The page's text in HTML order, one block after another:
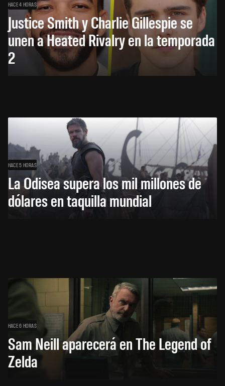
HACE 4 HORAS
Justice Smith y Charlie Gillespie se
unen a Heated Rivalry en la temporada
2
HACE 5 HORAS
La Odisea supera los mil millones de
dólares en taquilla mundial
HACE 6 HORAS
Sam Neill aparecerá en The Legend of
Zelda